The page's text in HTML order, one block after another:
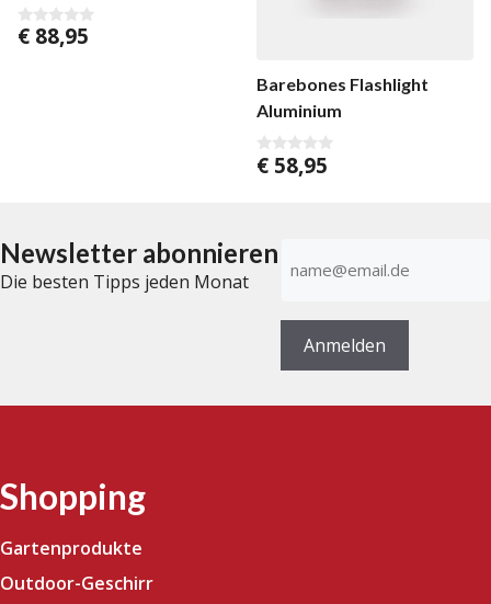
0
€ 88,95
Barebones Flashlight
Aluminium
0
v
€ 58,95
Newsletter abonnieren
Die besten Tipps jeden Monat
Mail-
Anmelden
Shopping
Gartenprodukte
Outdoor-Geschirr